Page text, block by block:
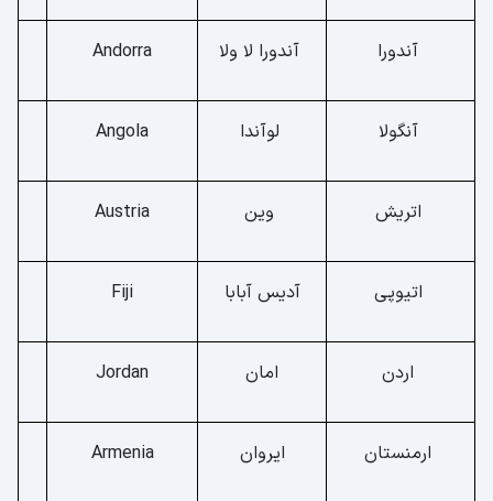
آندورا آندورا لا ولا Andorra
آنگولا لوآندا Angola
اتریش وین Austria
اتیوپی آدیس آبابا Fiji
اردن امان Jordan
ارمنستان ایروان Armenia